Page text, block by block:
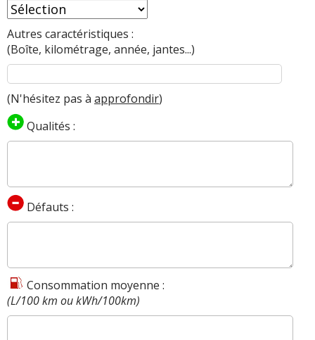
Autres caractéristiques :
(Boîte, kilométrage, année, jantes...)
(N'hésitez pas à approfondir)
Qualités :
Défauts :
Consommation moyenne :
(L/100 km ou kWh/100km)